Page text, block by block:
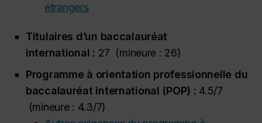
étrangers
Titulaires d’un baccalauréat
international : 27 (mineure : 26)
Programme à orientation professionnelle du
baccalauréat international (POP) : 4.5/7
(mineure : 4.3/7)